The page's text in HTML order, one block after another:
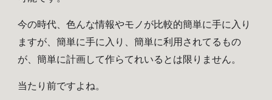
今の時代、色んな情報やモノが比較的簡単に手に入り
ますが、簡単に手に入り、簡単に利用されてるもの
が、簡単に計画して作らてれいるとは限りません。
当たり前ですよね。